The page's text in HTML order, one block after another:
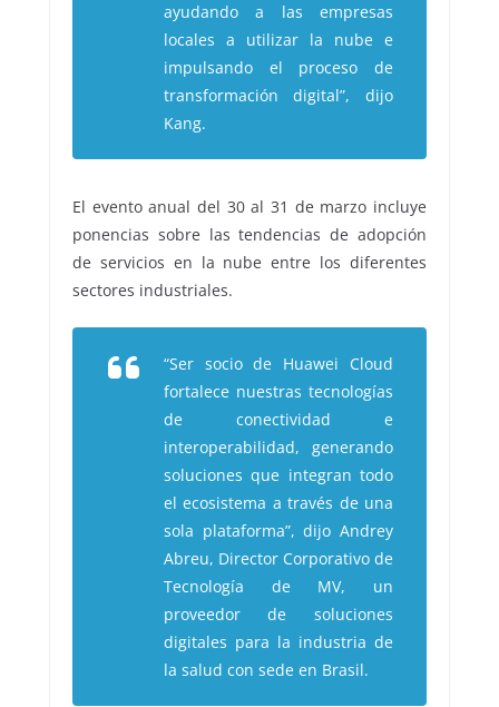
ayudando a las empresas
locales a utilizar la nube e
impulsando el proceso de
transformación digital”, dijo
Kang.
El evento anual del 30 al 31 de marzo incluye
ponencias sobre las tendencias de adopción
de servicios en la nube entre los diferentes
sectores industriales.
“Ser socio de Huawei Cloud
fortalece nuestras tecnologías
de conectividad e
interoperabilidad, generando
soluciones que integran todo
el ecosistema a través de una
sola plataforma”, dijo Andrey
Abreu, Director Corporativo de
Tecnología de MV, un
proveedor de soluciones
digitales para la industria de
la salud con sede en Brasil.